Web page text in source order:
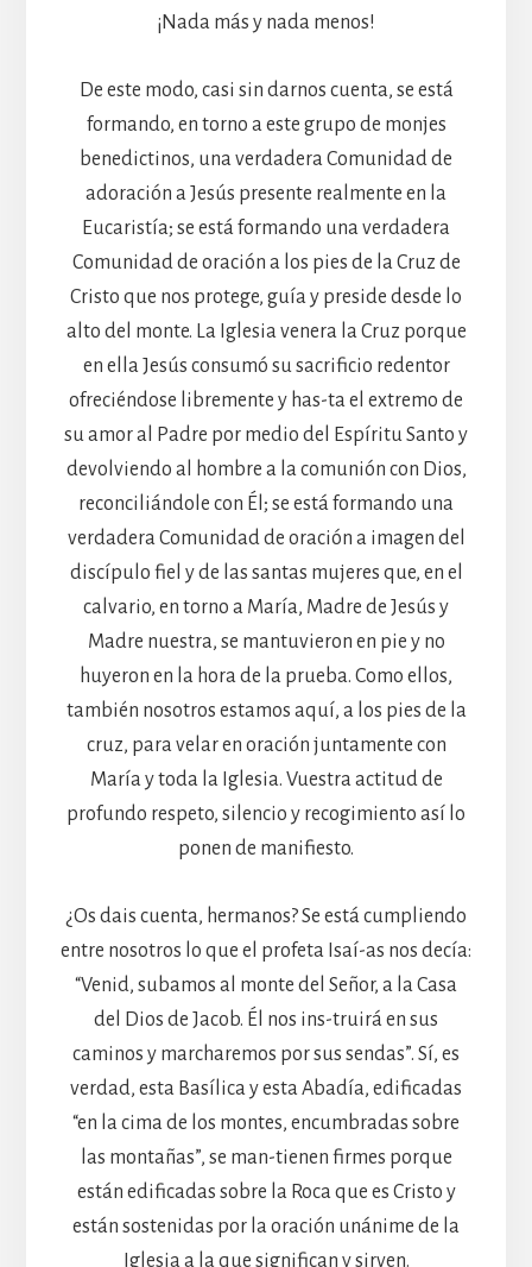
¡Nada más y nada menos!
De este modo, casi sin darnos cuenta, se está
formando, en torno a este grupo de monjes
benedictinos, una verdadera Comunidad de
adoración a Jesús presente realmente en la
Eucaristía; se está formando una verdadera
Comunidad de oración a los pies de la Cruz de
Cristo que nos protege, guía y preside desde lo
alto del monte. La Iglesia venera la Cruz porque
en ella Jesús consumó su sacrificio redentor
ofreciéndose libremente y has-ta el extremo de
su amor al Padre por medio del Espíritu Santo y
devolviendo al hombre a la comunión con Dios,
reconciliándole con Él; se está formando una
verdadera Comunidad de oración a imagen del
discípulo fiel y de las santas mujeres que, en el
calvario, en torno a María, Madre de Jesús y
Madre nuestra, se mantuvieron en pie y no
huyeron en la hora de la prueba. Como ellos,
también nosotros estamos aquí, a los pies de la
cruz, para velar en oración juntamente con
María y toda la Iglesia. Vuestra actitud de
profundo respeto, silencio y recogimiento así lo
ponen de manifiesto.
¿Os dais cuenta, hermanos? Se está cumpliendo
entre nosotros lo que el profeta Isaí-as nos decía:
“Venid, subamos al monte del Señor, a la Casa
del Dios de Jacob. Él nos ins-truirá en sus
caminos y marcharemos por sus sendas”. Sí, es
verdad, esta Basílica y esta Abadía, edificadas
“en la cima de los montes, encumbradas sobre
las montañas”, se man-tienen firmes porque
están edificadas sobre la Roca que es Cristo y
están sostenidas por la oración unánime de la
Iglesia a la que significan y sirven.